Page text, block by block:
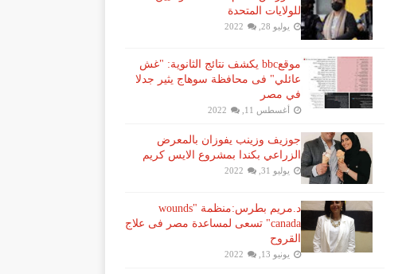
للولايات المتحدة
يوليو 28, 2022
موقعbbc يكشف نتائج الثانوية: "غش
عائلي" فى محافظة سوهاج يثير جدلا
في مصر
أغسطس 11, 2022
جوزيف وزينب يفوزان بالمعرض
الزراعي بكندا بمشروع الايس كريم
يوليو 31, 2022
د.مريم بطرس:منظمة "wounds
canada" تسعى لمساعدة مصر فى علاج
القروح
يونيو 13, 2022